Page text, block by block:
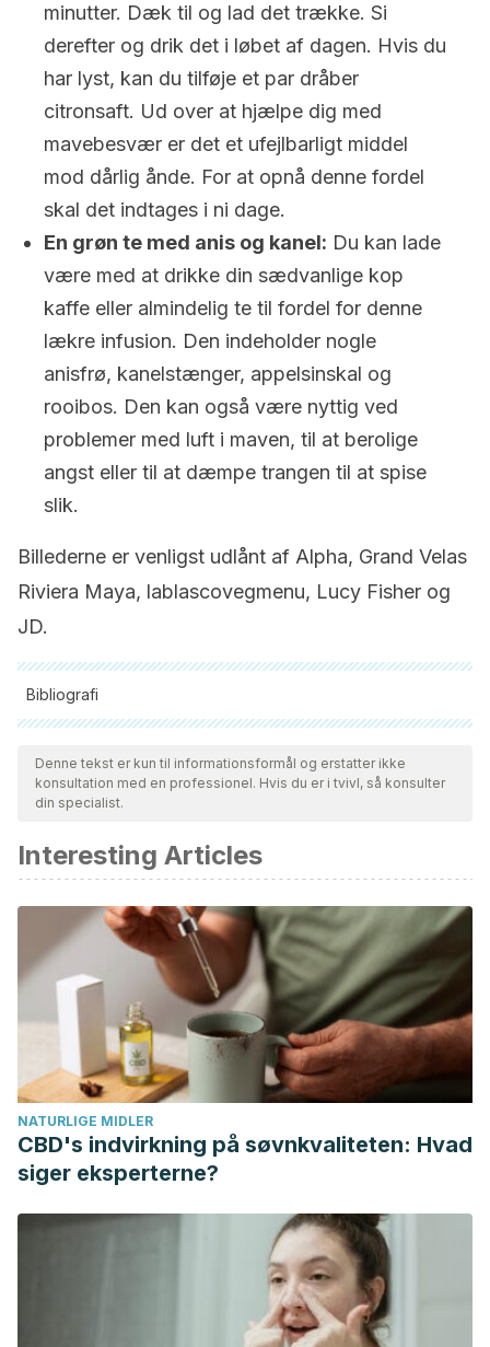
minutter. Dæk til og lad det trække. Si
derefter og drik det i løbet af dagen. Hvis du
har lyst, kan du tilføje et par dråber
citronsaft. Ud over at hjælpe dig med
mavebesvær er det et ufejlbarligt middel
mod dårlig ånde. For at opnå denne fordel
skal det indtages i ni dage.
En grøn te med anis og kanel: Du kan lade
være med at drikke din sædvanlige kop
kaffe eller almindelig te til fordel for denne
lækre infusion. Den indeholder nogle
anisfrø, kanelstænger, appelsinskal og
rooibos. Den kan også være nyttig ved
problemer med luft i maven, til at berolige
angst eller til at dæmpe trangen til at spise
slik.
Billederne er venligst udlånt af Alpha, Grand Velas
Riviera Maya, lablascovegmenu, Lucy Fisher og
JD.
Bibliografi
Alle citerede kilder blev grundigt gennemgået af vores team
for at sikre deres kvalitet, pålidelighed, aktualitet og validitet.
Bibliografien i denne artikel blev betragtet som pålidelig og af
Larijani, B., Esfahani, M. M., Moghimi, M., Shams Ardakani, M.
R., Keshavarz, M., Kordafshari, G., … Zargaran, A. (2016).
Prevention and Treatment of Flatulence From a Traditional
Persian Medicine Perspective. Iranian Red Crescent
Medical Journal , 18
(4), e23664.
http://doi.org/10.5812/ircmj.23664
The Efficacy of an Herbal Medicine, Carmint, on the Relief
of Abdominal Pain and Bloating in Patients with Irritable
Bowel Syndrome: A Pilot Study (2006).
https://www.researchgate.net/publication/
Iovino, P., Bucci, C., Tremolaterra, F., Santonicola, A., &
Chiarioni, G. (2014). Bloating and functional gastro-intestinal
disorders: Where are we and where are we going?
Journal of Gastroenterology : WJG
20(39), 14407–14419.
http://doi.org/10.3748/wjg.v20.i39.14407
Physical Activity and Intestinal Gas Clearance in Patients
Denne tekst er kun til informationsformål og erstatter ikke
konsultation med en professionel. Hvis du er i tvivl, så konsulter
din specialist.
Interesting Articles
NATURLIGE MIDLER
CBD's indvirkning på søvnkvaliteten: Hvad
siger eksperterne?